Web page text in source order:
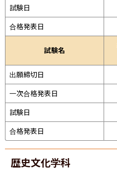
試験日
合格発表日
試験名
出願締切日
一次合格発表日
試験日
合格発表日
歴史文化学科